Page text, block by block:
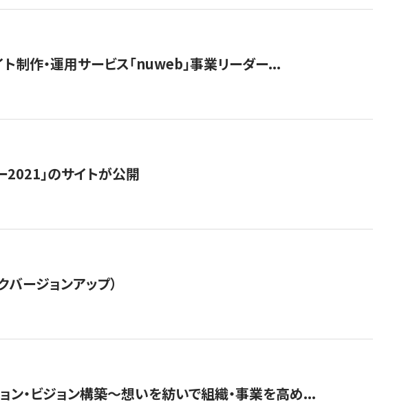
ト制作・運用サービス「nuweb」事業リーダー...
2021」のサイトが公開
ージョンアップ）
ョン・ビジョン構築〜想いを紡いで組織・事業を高め...